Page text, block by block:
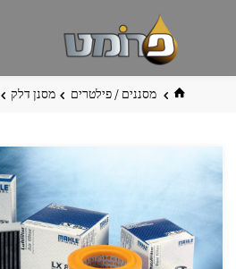
בית מסננים / פילטרים מסנן דלק